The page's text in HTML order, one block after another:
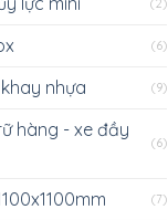
(6)
nhựa (9)
hàng - xe đầy
(6)
(7)